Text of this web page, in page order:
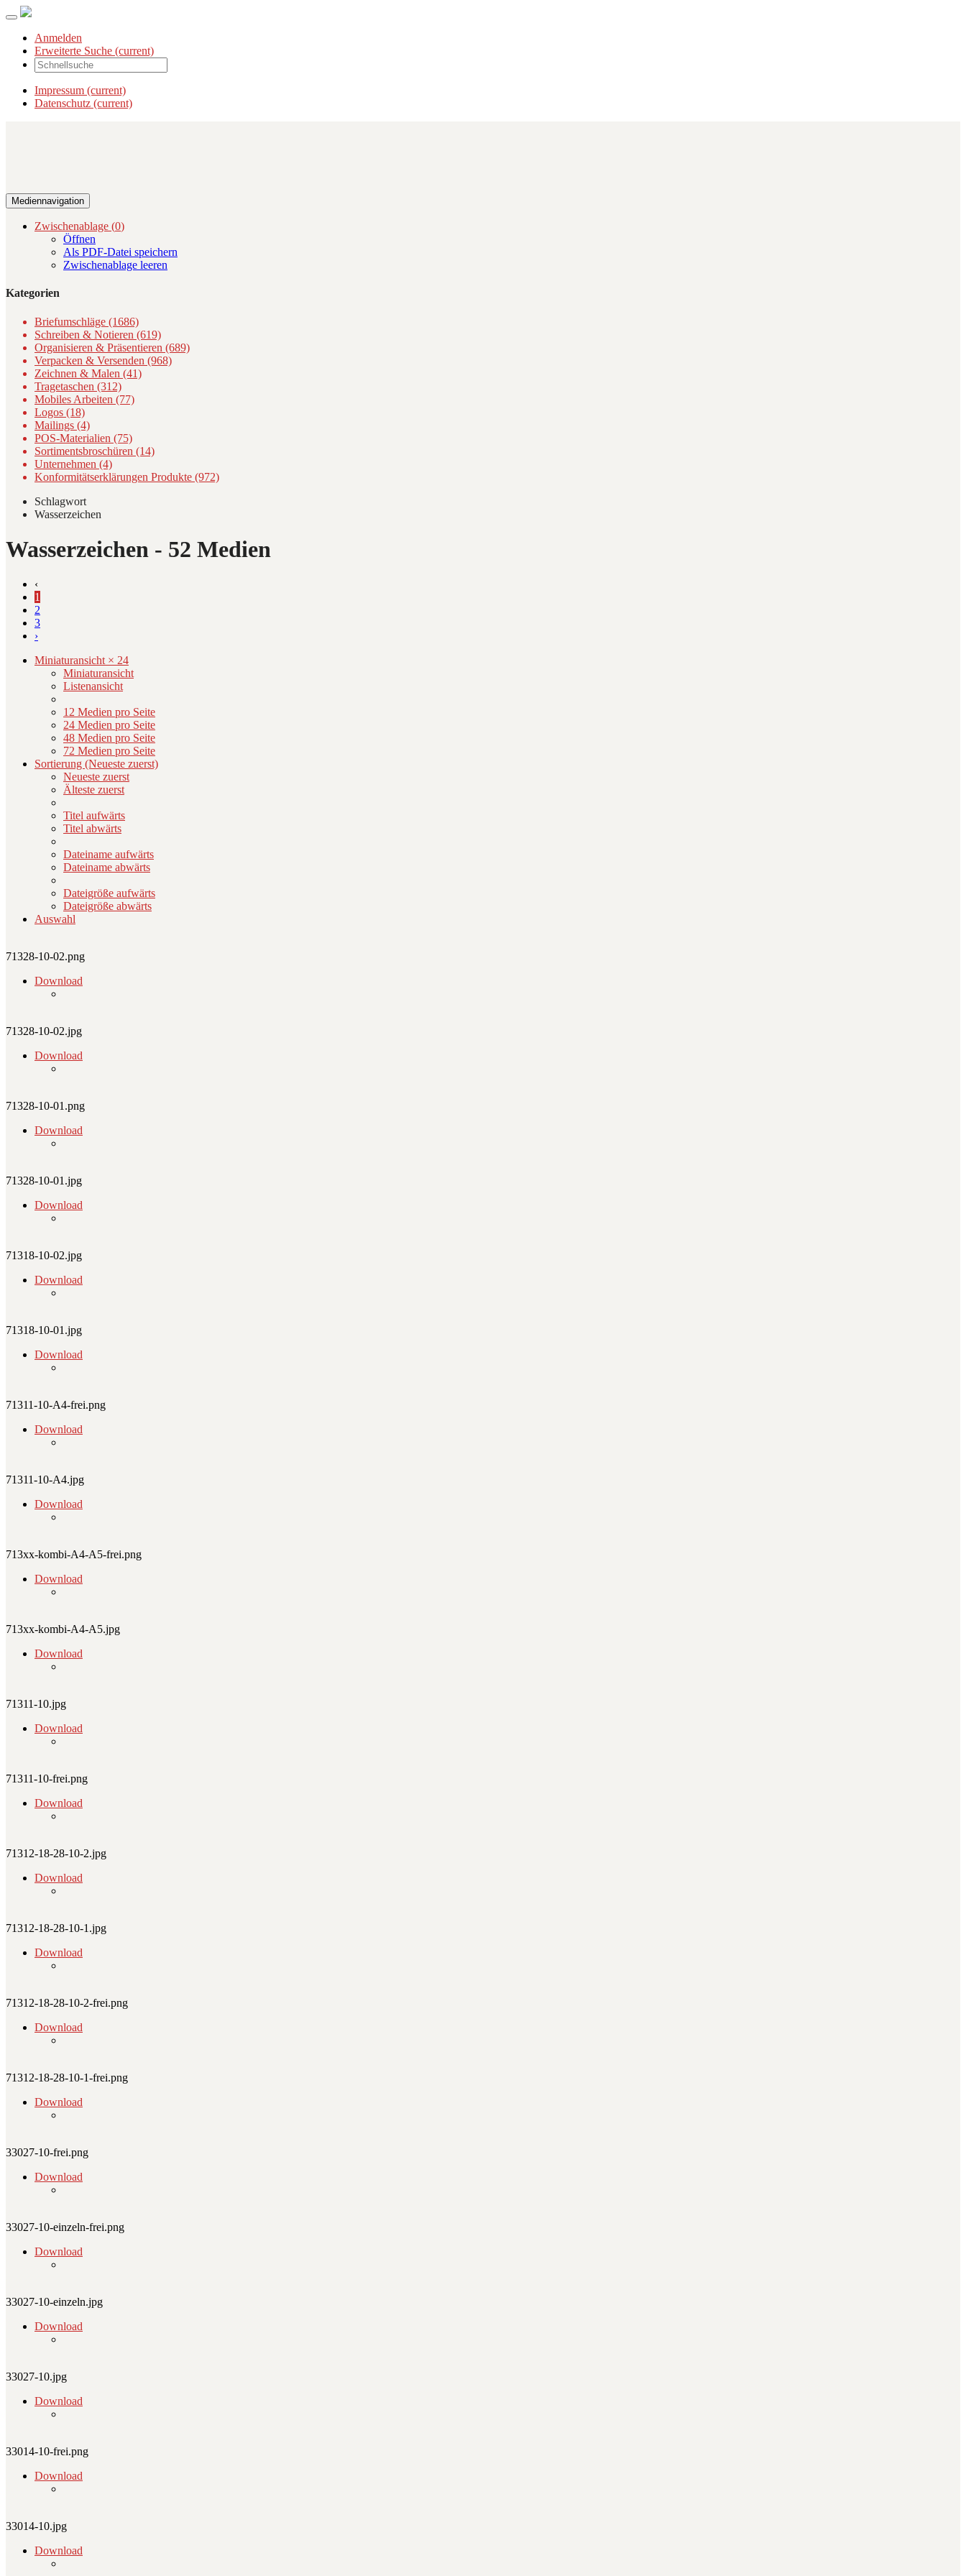
Anmelden
Erweiterte Suche (current)
Impressum (current)
Datenschutz (current)
Mediennavigation
Zwischenablage (0)
Öffnen
Als PDF-Datei speichern
Zwischenablage leeren
Kategorien
Briefumschläge (1686)
Schreiben & Notieren (619)
Organisieren & Präsentieren (689)
Verpacken & Versenden (968)
Zeichnen & Malen (41)
Tragetaschen (312)
Mobiles Arbeiten (77)
Logos (18)
Mailings (4)
POS-Materialien (75)
Sortimentsbroschüren (14)
Unternehmen (4)
Konformitätserklärungen Produkte (972)
Schlagwort
Wasserzeichen
Wasserzeichen - 52 Medien
‹
1
2
3
›
Miniaturansicht × 24
Miniaturansicht
Listenansicht
12 Medien pro Seite
24 Medien pro Seite
48 Medien pro Seite
72 Medien pro Seite
Sortierung (Neueste zuerst)
Neueste zuerst
Älteste zuerst
Titel aufwärts
Titel abwärts
Dateiname aufwärts
Dateiname abwärts
Dateigröße aufwärts
Dateigröße abwärts
Auswahl
71328-10-02.png
Download
71328-10-02.jpg
Download
71328-10-01.png
Download
71328-10-01.jpg
Download
71318-10-02.jpg
Download
71318-10-01.jpg
Download
71311-10-A4-frei.png
Download
71311-10-A4.jpg
Download
713xx-kombi-A4-A5-frei.png
Download
713xx-kombi-A4-A5.jpg
Download
71311-10.jpg
Download
71311-10-frei.png
Download
71312-18-28-10-2.jpg
Download
71312-18-28-10-1.jpg
Download
71312-18-28-10-2-frei.png
Download
71312-18-28-10-1-frei.png
Download
33027-10-frei.png
Download
33027-10-einzeln-frei.png
Download
33027-10-einzeln.jpg
Download
33027-10.jpg
Download
33014-10-frei.png
Download
33014-10.jpg
Download